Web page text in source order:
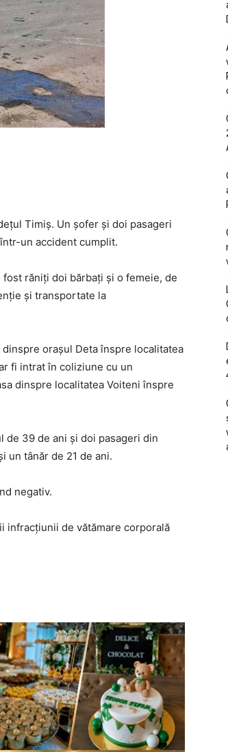
Timiș. Un șofer și doi pasageri
un accident cumplit.
răniți doi bărbați și o femeie, de
și transportate la
orașul Deta înspre localitatea
fi intrat în coliziune cu un
dinspre localitatea Voiteni înspre
de 39 de ani și doi pasageri din
un tânăr de 21 de ani.
negativ.
infracțiunii de vătămare corporală